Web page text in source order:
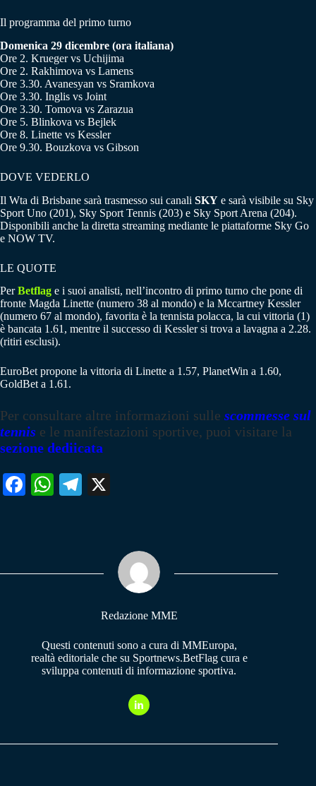
Il programma del primo turno
Domenica 29 dicembre (ora italiana)
Ore 2. Krueger vs Uchijima
Ore 2. Rakhimova vs Lamens
Ore 3.30. Avanesyan vs Sramkova
Ore 3.30. Inglis vs Joint
Ore 3.30. Tomova vs Zarazua
Ore 5. Blinkova vs Bejlek
Ore 8. Linette vs Kessler
Ore 9.30. Bouzkova vs Gibson
DOVE VEDERLO
Il Wta di Brisbane sarà trasmesso sui canali SKY e sarà visibile su Sky
Sport Uno (201), Sky Sport Tennis (203) e Sky Sport Arena (204).
Disponibili anche la diretta streaming mediante le piattaforme Sky Go
e NOW TV.
LE QUOTE
PerBetflag e i suoi analisti, nell’incontro di primo turno che pone di
fronte Magda Linette (numero 38 al mondo) e la Mccartney Kessler
(numero 67 al mondo), favorita è la tennista polacca, la cui vittoria (1)
è bancata 1.61, mentre il successo di Kessler si trova a lavagna a 2.28.
(ritiri esclusi).
EuroBet propone la vittoria di Linette a 1.57, PlanetWin a 1.60,
GoldBet a 1.61.
Per consultare altre informazioni sulle scommesse sul
tennis e le manifestazioni sportive, puoi visitare la
sezione dediicata
Fa W
pp
Te
m
Redazione MME
Questi contenuti sono a cura di MMEuropa,
realtà editoriale che su Sportnews.BetFlag cura e
sviluppa contenuti di informazione sportiva.